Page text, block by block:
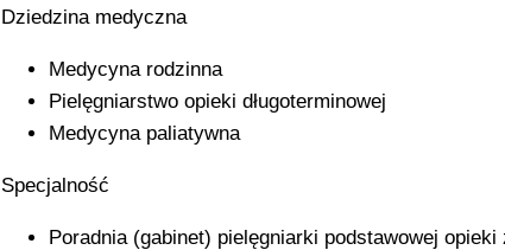
Dziedzina medyczna
Medycyna rodzinna
Pielęgniarstwo opieki długoterminowej
Medycyna paliatywna
Specjalność
Poradnia (gabinet) pielęgniarki podstawowej opieki